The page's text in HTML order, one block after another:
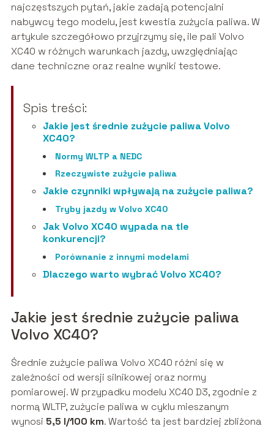
najczęstszych pytań, jakie zadają potencjalni
nabywcy tego modelu, jest kwestia zużycia paliwa. W
artykule szczegółowo przyjrzymy się, ile pali Volvo
XC40 w różnych warunkach jazdy, uwzględniając
dane techniczne oraz realne wyniki testowe.
Spis treści:
Jakie jest średnie zużycie paliwa Volvo
XC40?
Normy WLTP a NEDC
Rzeczywiste zużycie paliwa
Jakie czynniki wpływają na zużycie paliwa?
Tryby jazdy w Volvo XC40
Jak Volvo XC40 wypada na tle
konkurencji?
Porównanie z innymi modelami
Dlaczego warto wybrać Volvo XC40?
Jakie jest średnie zużycie paliwa
Volvo XC40?
Średnie zużycie paliwa Volvo XC40 różni się w
zależności od wersji silnikowej oraz normy
pomiarowej. W przypadku modelu XC40 D3, zgodnie z
normą WLTP, zużycie paliwa w cyklu mieszanym
wynosi 5,5 l/100 km. Wartość ta jest bardziej zbliżona